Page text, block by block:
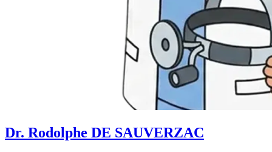
Dr. Rodolphe DE SAUVERZAC